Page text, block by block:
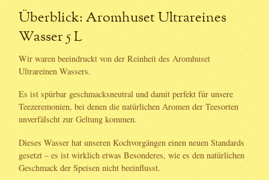
Überblick: Aromhuset Ultrareines
Wasser 5 L
Wir waren beeindruckt von der Reinheit des Aromhuset
Ultrareinen Wassers.
Es ist spürbar geschmacksneutral und damit perfekt für unsere
Teezeremonien, bei denen die natürlichen Aromen der Teesorten
unverfälscht zur Geltung kommen.
Dieses Wasser hat unseren Kochvorgängen einen neuen Standards
gesetzt – es ist wirklich etwas Besonderes, wie es den natürlichen
Geschmack der Speisen nicht beeinflusst.